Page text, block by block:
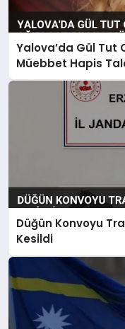
Yalova’da Gül Tut
Müebbet Hapis
Düğün Konvoyu
Kesildi